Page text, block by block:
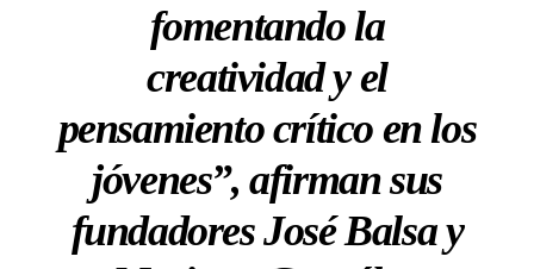
fomentando la
creatividad y el
pensamiento crítico en los
jóvenes”, afirman sus
fundadores José Balsa y